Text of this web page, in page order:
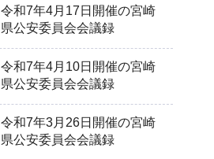
令和7年4月17日開催の宮崎
県公安委員会会議録
令和7年4月10日開催の宮崎
県公安委員会会議録
令和7年3月26日開催の宮崎
県公安委員会会議録